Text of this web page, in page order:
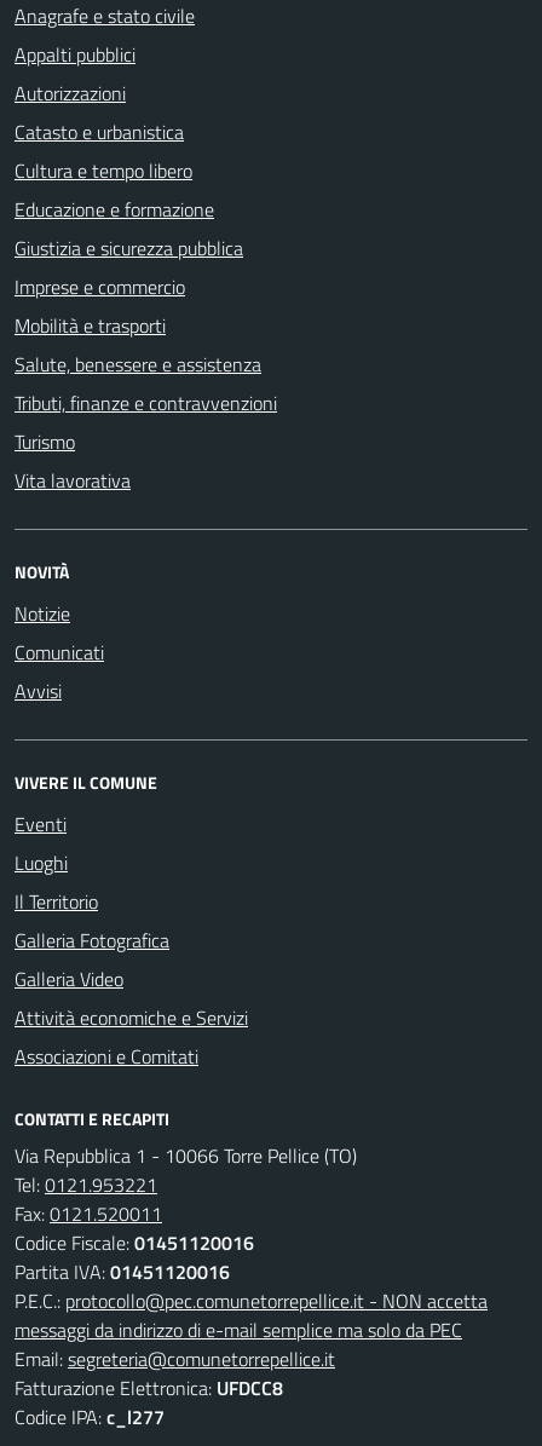
Anagrafe e stato civile
Appalti pubblici
Autorizzazioni
Catasto e urbanistica
Cultura e tempo libero
Educazione e formazione
Giustizia e sicurezza pubblica
Imprese e commercio
Mobilità e trasporti
Salute, benessere e assistenza
Tributi, finanze e contravvenzioni
Turismo
Vita lavorativa
NOVITÀ
Notizie
Comunicati
Avvisi
VIVERE IL COMUNE
Eventi
Luoghi
Il Territorio
Galleria Fotografica
Galleria Video
Attività economiche e Servizi
Associazioni e Comitati
CONTATTI E RECAPITI
Via Repubblica 1 - 10066 Torre Pellice (TO)
Tel:0121.953221
Fax:0121.520011
Codice Fiscale:01451120016
Partita IVA:01451120016
P.E.C.: protocollo@pec.comunetorrepellice.it - NON accetta
messaggi da indirizzo di e-mail semplice ma solo da PEC
Email:segreteria@comunetorrepellice.it
Fatturazione Elettronica: UFDCC8
Codice IPA:c_l277